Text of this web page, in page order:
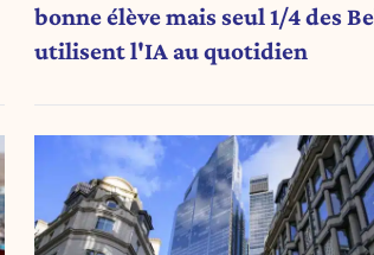
bonne élève mais seul 1/4 des
utilisent l'IA au quotidien